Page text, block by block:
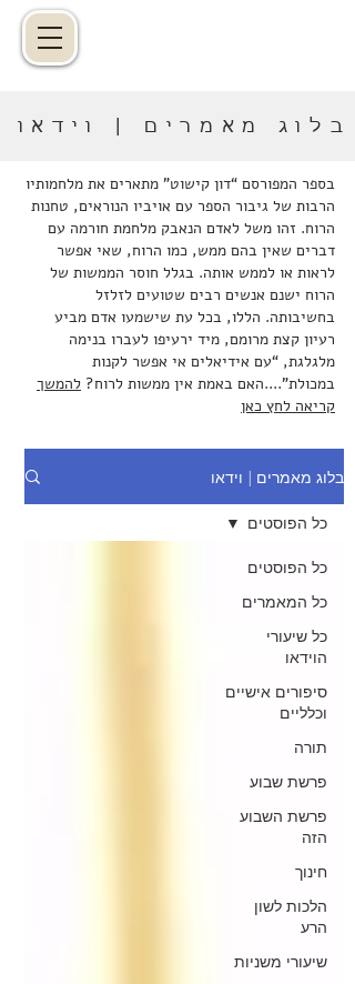
בלוג מאמרים | וידאו
בספר המפורסם “דון קישוט” מתארים את מלחמותיו
הרבות של גיבור הספר עם אויביו הנוראים, טחנות
הרוח. זהו משל לאדם הנאבק מלחמת חורמה עם
דברים שאין בהם ממש, כמו הרוח, שאי אפשר
לראות או לממש אותה. בגלל חוסר הממשות של
הרוח ישנם אנשים רבים שטועים לזלזל
בחשיבותה. הללו, בכל עת שישמעו אדם מביע
רעיון קצת מרומם, מיד ירעיפו לעברו בנימה
מלגלגת, “עם אידיאלים אי אפשר לקנות
במכולת”....האם באמת אין ממשות לרוח? להמשך
קריאה לחץ כאן
בלוג מאמרים | וידאו
כל הפוסטים
כל המאמרים
כל שיעורי
הוידאו
סיפורים אישיים
וכלליים
תורה
פרשת שבוע
פרשת השבוע
הזה
חינוך
הלכות לשון
הרע
שיעורי משניות
כל הפוסטים